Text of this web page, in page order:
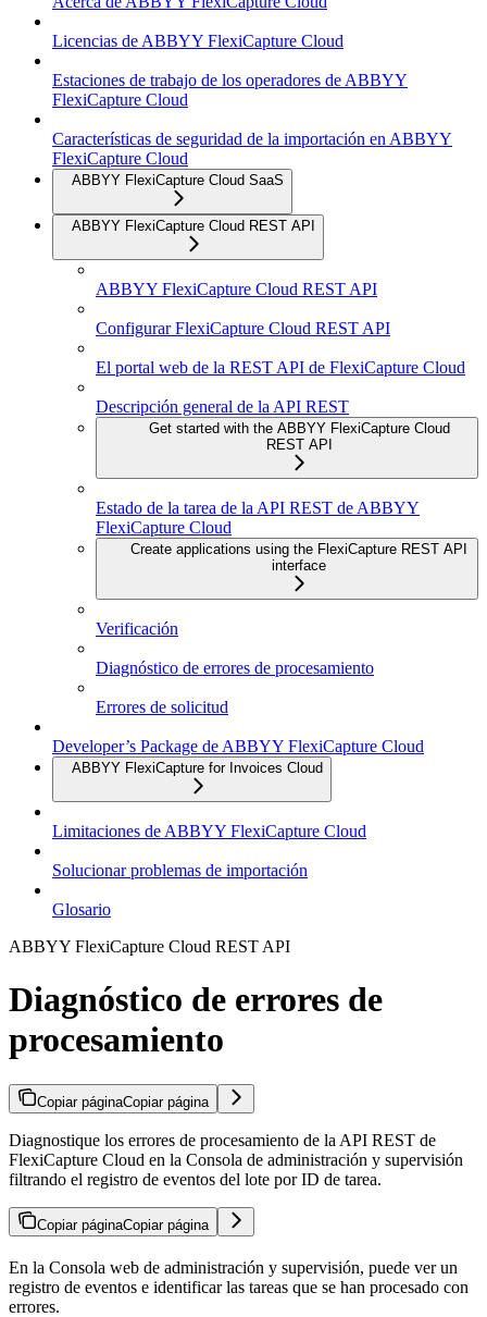
Licencias de ABBYY FlexiCapture Cloud
Estaciones de trabajo de los operadores de ABBYY
FlexiCapture Cloud
Características de seguridad de la importación en ABBYY
FlexiCapture Cloud
ABBYY FlexiCapture Cloud SaaS
ABBYY FlexiCapture Cloud REST API
ABBYY FlexiCapture Cloud REST API
Configurar FlexiCapture Cloud REST API
El portal web de la REST API de FlexiCapture Cloud
Descripción general de la API REST
Get started with the ABBYY FlexiCapture Cloud
REST API
Estado de la tarea de la API REST de ABBYY
FlexiCapture Cloud
Create applications using the FlexiCapture REST API
interface
Verificación
Diagnóstico de errores de procesamiento
Errores de solicitud
Developer’s Package de ABBYY FlexiCapture Cloud
ABBYY FlexiCapture for Invoices Cloud
Limitaciones de ABBYY FlexiCapture Cloud
Solucionar problemas de importación
Glosario
ABBYY FlexiCapture Cloud REST API
Diagnóstico de errores de
procesamiento
Copiar páginaCopiar página
Diagnostique los errores de procesamiento de la API REST de
FlexiCapture Cloud en la Consola de administración y supervisión
filtrando el registro de eventos del lote por ID de tarea.
Copiar páginaCopiar página
En la Consola web de administración y supervisión, puede ver un
registro de eventos e identificar las tareas que se han procesado con
errores.